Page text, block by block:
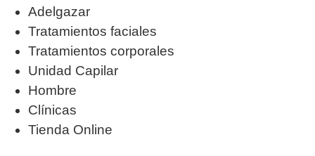
Adelgazar
Tratamientos faciales
Tratamientos corporales
Unidad Capilar
Hombre
Clínicas
Tienda Online